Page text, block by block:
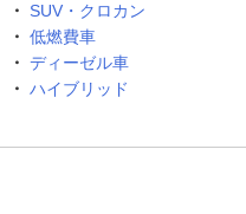
SUV・クロカン
低燃費車
ディーゼル車
ハイブリッド